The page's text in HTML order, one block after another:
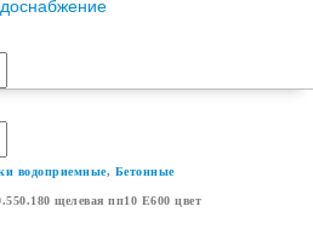
водоприемные, Бетонные
щелевая пп10 E600 цвет